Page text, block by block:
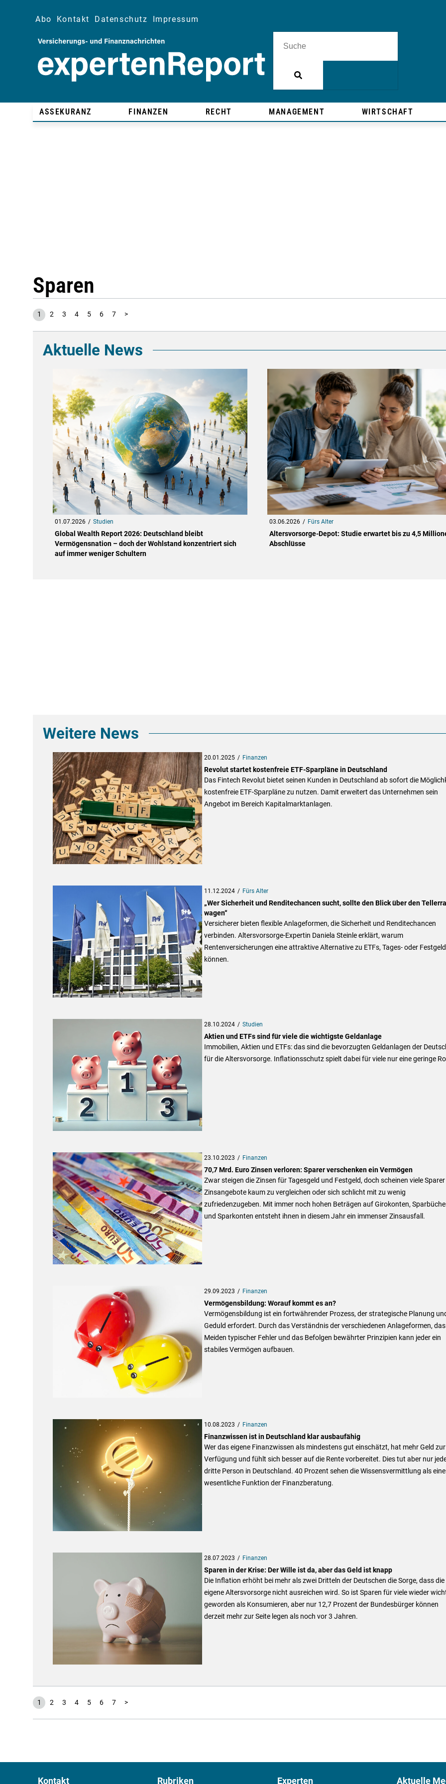
Abo Kontakt Datenschutz Impressum
ASSEKURANZ FINANZEN RECHT MANAGEMENT WIRTSCHAFT
Sparen
1 2 3 4 5 6 7 >
Aktuelle News
01.07.2026 Studien
Global Wealth Report 2026: Deutschland bleibt
Vermögensnation – doch der Wohlstand konzentriert sich
auf immer weniger Schultern
03.06.2026 Fürs Alter
Altersvorsorge-Depot: Studie erwartet bis zu 4,5
Abschlüsse
Weitere News
20.01.2025 Finanzen
Revolut startet kostenfreie ETF-Sparpläne in Deutschland
Das Fintech Revolut bietet seinen Kunden in Deutschland ab sofort die
kostenfreie ETF-Sparpläne zu nutzen. Damit erweitert das Unternehmen sein
Angebot im Bereich Kapitalmarktanlagen.
11.12.2024 Fürs Alter
„Wer Sicherheit und Renditechancen sucht, sollte den Blick über den
wagen“
Versicherer bieten flexible Anlageformen, die Sicherheit und Renditechancen
verbinden. Altersvorsorge-Expertin Daniela Steinle erklärt, warum
Rentenversicherungen eine attraktive Alternative zu ETFs, Tages- oder
können.
28.10.2024 Studien
Aktien und ETFs sind für viele die wichtigste Geldanlage
Immobilien, Aktien und ETFs: das sind die bevorzugten Geldanlagen der
für die Altersvorsorge. Inflationsschutz spielt dabei für viele nur eine geringe
23.10.2023 Finanzen
70,7 Mrd. Euro Zinsen verloren: Sparer verschenken ein Vermögen
Zwar steigen die Zinsen für Tagesgeld und Festgeld, doch scheinen viele Sparer
Zinsangebote kaum zu vergleichen oder sich schlicht mit zu wenig
zufriedenzugeben. Mit immer noch hohen Beträgen auf Girokonten,
und Sparkonten entsteht ihnen in diesem Jahr ein immenser Zinsausfall.
29.09.2023 Finanzen
Vermögensbildung: Worauf kommt es an?
Vermögensbildung ist ein fortwährender Prozess, der strategische Planung
Geduld erfordert. Durch das Verständnis der verschiedenen Anlageformen, das
Meiden typischer Fehler und das Befolgen bewährter Prinzipien kann jeder ein
stabiles Vermögen aufbauen.
10.08.2023 Finanzen
Finanzwissen ist in Deutschland klar ausbaufähig
Wer das eigene Finanzwissen als mindestens gut einschätzt, hat mehr Geld zur
Verfügung und fühlt sich besser auf die Rente vorbereitet. Dies tut aber nur
dritte Person in Deutschland. 40 Prozent sehen die Wissensvermittlung als eine
wesentliche Funktion der Finanzberatung.
28.07.2023 Finanzen
Sparen in der Krise: Der Wille ist da, aber das Geld ist knapp
Die Inflation erhöht bei mehr als zwei Dritteln der Deutschen die Sorge, dass die
eigene Altersvorsorge nicht ausreichen wird. So ist Sparen für viele wieder
geworden als Konsumieren, aber nur 12,7 Prozent der Bundesbürger können
derzeit mehr zur Seite legen als noch vor 3 Jahren.
1 2 3 4 5 6 7 >
Kontakt Rubriken Experten Aktuelle